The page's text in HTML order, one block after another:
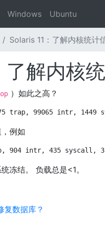
Windows Ubuntu
Solaris 11：了解内核统计
解内核
）如此之高？
trap, 99065 intr,
例如
904 intr, 435 syscall,
冻结。 负载总是<1。
数据库？